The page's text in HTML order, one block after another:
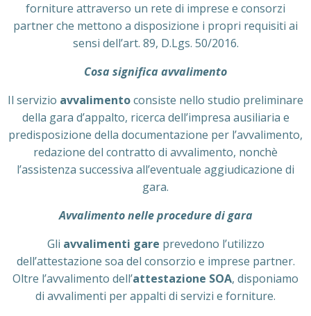
forniture attraverso un rete di imprese e consorzi
partner che mettono a disposizione i propri requisiti ai
sensi dell’art. 89, D.Lgs. 50/2016.
Cosa significa avvalimento
Il servizio avvalimentoconsiste nello studio preliminare
della gara d’appalto, ricerca dell’impresa ausiliaria e
predisposizione della documentazione per l’avvalimento,
redazione del contratto di avvalimento, nonchè
l’assistenza successiva all’eventuale aggiudicazione di
gara.
Avvalimento nelle procedure di gara
Gli avvalimenti gare prevedono l’utilizzo
dell’attestazione soa del consorzio e imprese partner.
Oltre l’avvalimento dell’attestazione SOA, disponiamo
di avvalimenti per appalti di servizi e forniture.